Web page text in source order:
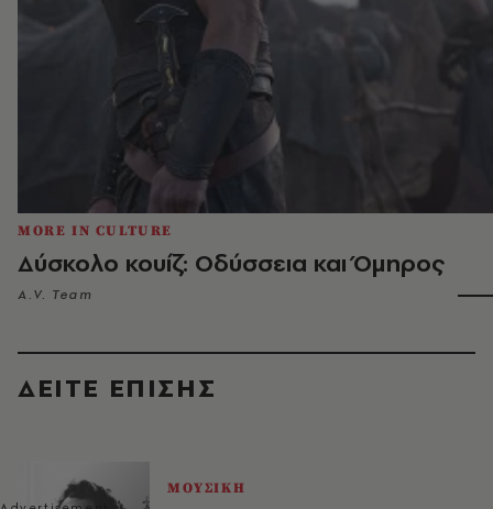
MORE IN CULTURE
Δύσκολο κουίζ: Οδύσσεια και Όμηρος
A.V. Team
ΔΕΙΤΕ ΕΠΙΣΗΣ
ΜΟΥΣΙΚΗ